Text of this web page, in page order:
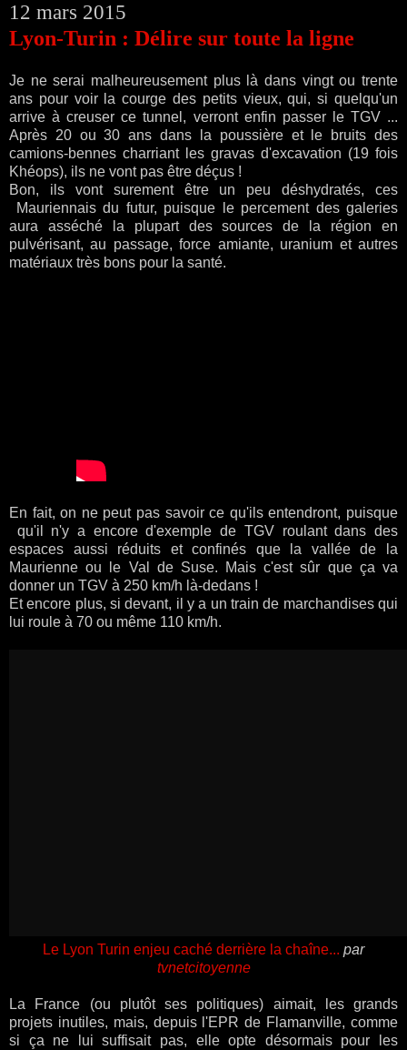
12 mars 2015
Lyon-Turin : Délire sur toute la ligne
Je ne serai malheureusement plus là dans vingt ou trente
ans pour voir la courge des petits vieux, qui, si quelqu'un
arrive à creuser ce tunnel, verront enfin passer le TGV ...
Après 20 ou 30 ans dans la poussière et le bruits des
camions-bennes charriant les gravas d'excavation (19 fois
Khéops), ils ne vont pas être déçus !
Bon, ils vont surement être un peu déshydratés, ces
Mauriennais du futur, puisque le percement des galeries
aura asséché la plupart des sources de la région en
pulvérisant, au passage, force amiante, uranium et autres
matériaux très bons pour la santé.
En fait, on ne peut pas savoir ce qu'ils entendront, puisque
qu'il n'y a encore d'exemple de TGV roulant dans des
espaces aussi réduits et confinés que la vallée de la
Maurienne ou le Val de Suse. Mais c'est sûr que ça va
donner un TGV à 250 km/h là-dedans !
Et encore plus, si devant, il y a un train de marchandises qui
lui roule à 70 ou même 110 km/h.
Le Lyon Turin enjeu caché derrière la chaîne... par
tvnetcitoyenne
La France (ou plutôt ses politiques) aimait, les grands
projets inutiles, mais, depuis l'EPR de Flamanville, comme
si ça ne lui suffisait pas, elle opte désormais pour les